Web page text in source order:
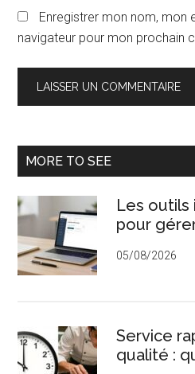
Enregistrer mon nom, mon
navigateur pour mon prochain
Barre
principale
MORE TO SEE
Les outils
pour
05/08/2026
Service
qualité :